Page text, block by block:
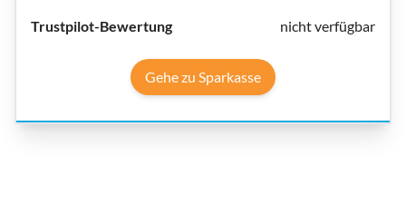
nicht verfügbar
Gehe zu Sparkasse